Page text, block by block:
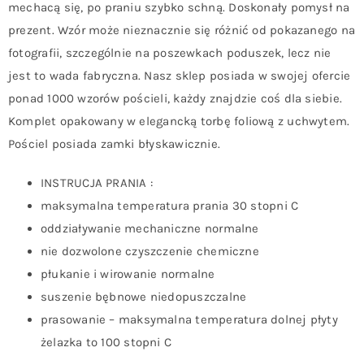
mechacą się, po praniu szybko schną. Doskonały pomysł na
prezent. Wzór może nieznacznie się różnić od pokazanego na
fotografii, szczególnie na poszewkach poduszek, lecz nie
jest to wada fabryczna. Nasz sklep posiada w swojej ofercie
ponad 1000 wzorów pościeli, każdy znajdzie coś dla siebie.
Komplet opakowany w elegancką torbę foliową z uchwytem.
Pościel posiada zamki błyskawicznie.
INSTRUCJA PRANIA :
maksymalna temperatura prania 30 stopni C
oddziaływanie mechaniczne normalne
nie dozwolone czyszczenie chemiczne
płukanie i wirowanie normalne
suszenie bębnowe niedopuszczalne
prasowanie – maksymalna temperatura dolnej płyty
żelazka to 100 stopni C